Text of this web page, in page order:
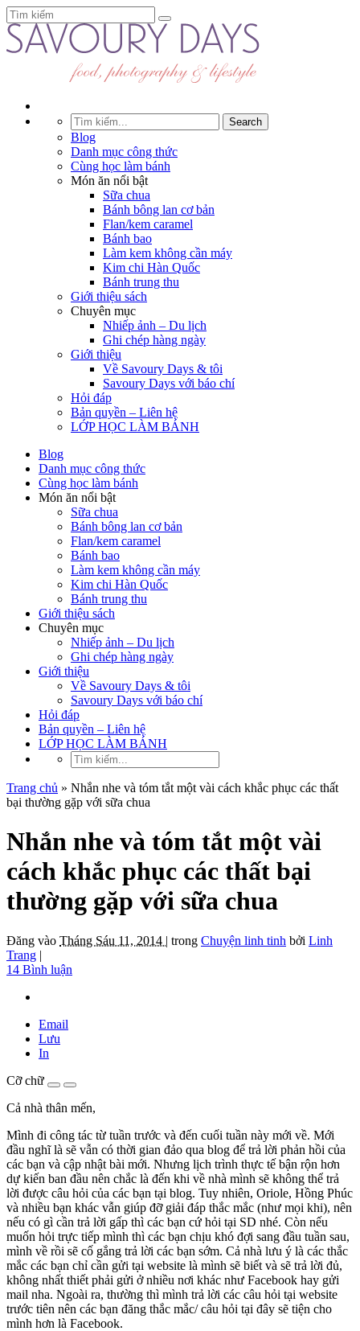
Blog
Danh mục công thức
Cùng học làm bánh
Món ăn nổi bật
Sữa chua
Bánh bông lan cơ bản
Flan/kem caramel
Bánh bao
Làm kem không cần máy
Kim chi Hàn Quốc
Bánh trung thu
Giới thiệu sách
Chuyên mục
Nhiếp ảnh – Du lịch
Ghi chép hàng ngày
Giới thiệu
Về Savoury Days & tôi
Savoury Days với báo chí
Hỏi đáp
Bản quyền – Liên hệ
LỚP HỌC LÀM BÁNH
Blog
Danh mục công thức
Cùng học làm bánh
Món ăn nổi bật
Sữa chua
Bánh bông lan cơ bản
Flan/kem caramel
Bánh bao
Làm kem không cần máy
Kim chi Hàn Quốc
Bánh trung thu
Giới thiệu sách
Chuyên mục
Nhiếp ảnh – Du lịch
Ghi chép hàng ngày
Giới thiệu
Về Savoury Days & tôi
Savoury Days với báo chí
Hỏi đáp
Bản quyền – Liên hệ
LỚP HỌC LÀM BÁNH
Trang chủ » Nhắn nhe và tóm tắt một vài cách khắc phục các thất
bại thường gặp với sữa chua
Nhắn nhe và tóm tắt một vài
cách khắc phục các thất bại
thường gặp với sữa chua
Đăng vào Tháng Sáu 11, 2014 | trong Chuyện linh tinh bởi Linh
Trang |
14 Bình luận
Email
Lưu
In
Cỡ chữ
Cả nhà thân mến,
Mình đi công tác từ tuần trước và đến cuối tuần này mới về. Mới
đầu nghĩ là sẽ vẫn có thời gian đảo qua blog để trả lời phản hồi của
các bạn và cập nhật bài mới. Nhưng lịch trình thực tế bận rộn hơn
dự kiến ban đầu nên chắc là đến khi về nhà mình sẽ không thể trả
lời được câu hỏi của các bạn tại blog. Tuy nhiên, Oriole, Hồng Phúc
và nhiều bạn khác vẫn giúp đỡ giải đáp thắc mắc (như mọi khi), nên
nếu có gì cần trả lời gấp thì các bạn cứ hỏi tại SD nhé. Còn nếu
muốn hỏi trực tiếp mình thì các bạn chịu khó đợi sang đầu tuần sau,
mình về rồi sẽ cố gắng trả lời các bạn sớm. Cả nhà lưu ý là các thắc
mắc các bạn chỉ cần gửi tại website là mình sẽ biết và sẽ trả lời đủ,
không nhất thiết phải gửi ở nhiều nơi khác như Facebook hay gửi
mail nha. Ngoài ra, thường thì mình trả lời các câu hỏi tại website
trước tiên nên các bạn đăng thắc mắc/ câu hỏi tại đây sẽ tiện cho
mình hơn là Facebook.